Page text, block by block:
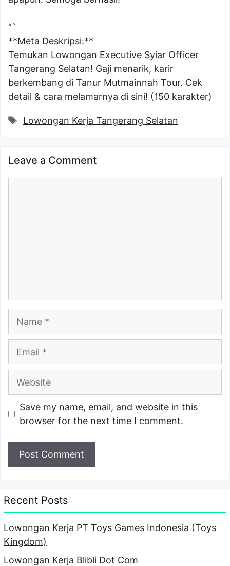
“`
**Meta Deskripsi:**
Temukan Lowongan Executive Syiar Officer
Tangerang Selatan! Gaji menarik, karir
berkembang di Tanur Mutmainnah Tour. Cek
detail & cara melamarnya di sini! (150 karakter)
Tags
Lowongan Kerja Tangerang Selatan
Leave a Comment
Website
Save my name, email, and website in this
browser for the next time I comment.
Recent Posts
Lowongan Kerja PT Toys Games Indonesia (Toys
Kingdom)
Lowongan Kerja Blibli Dot Com